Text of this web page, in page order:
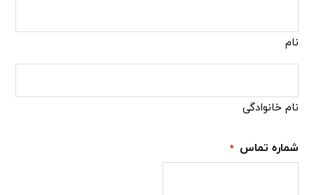
نام
نام خانوادگی
شماره تماس *